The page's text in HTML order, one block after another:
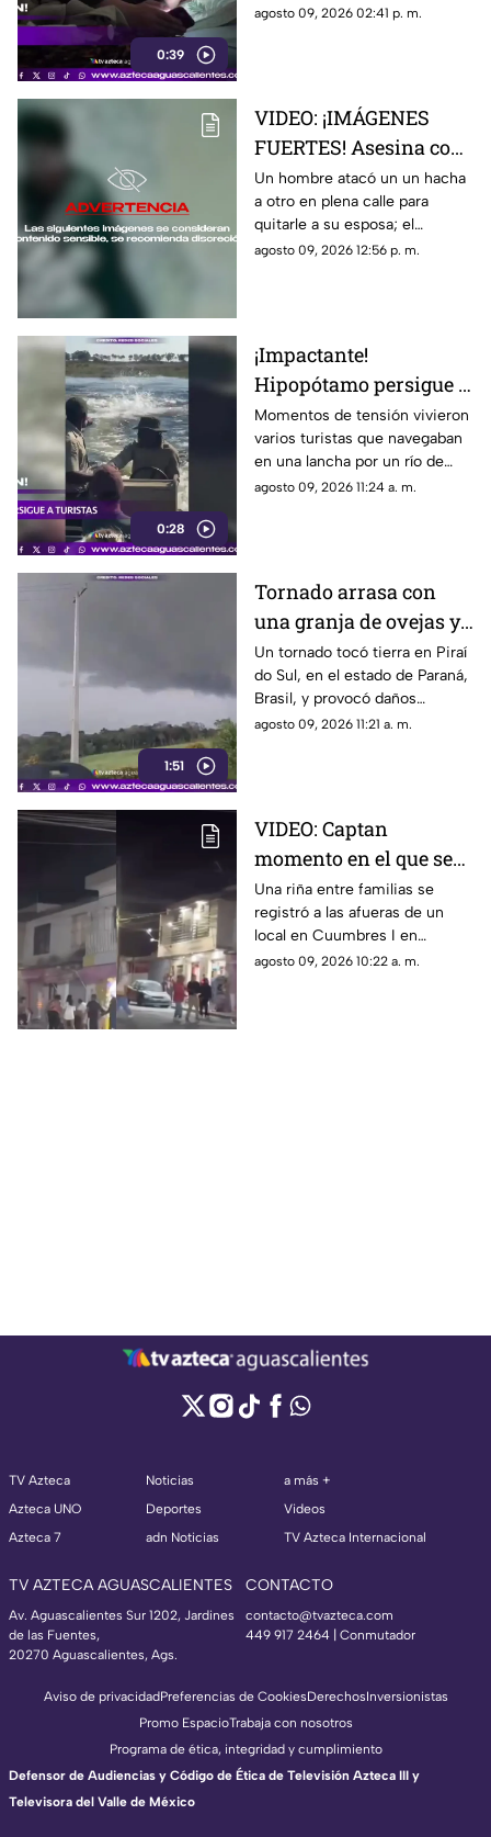
0:39
dispositivos electrónicos,
fatiga asociada al tiempo
frente a las pantallas
agosto 09, 2026 02:41 p. m.
VIDEO: ¡IMÁGENES
FUERTES! Asesina con
un hacha a un hombre
para quitarle a su
esposa
Un hombre atacó un un hacha
a otro en plena calle para
quitarle a su esposa; el
momento quedó captado por
agosto 09, 2026 12:56 p. m.
0:28
¡Impactante!
Hipopótamo persigue a
turistas a toda
velocidad en río de
Botsuana
Momentos de tensión vivieron
varios turistas que navegaban
en una lancha por un río de
Botsuana, cuando un enorme
agosto 09, 2026 11:24 a. m.
1:51
Tornado arrasa con
una granja de ovejas y
sorprende a habitantes
Un tornado tocó tierra en Piraí
do Sul, en el estado de Paraná,
Brasil, y provocó daños
importantes en una granja de
agosto 09, 2026 11:21 a. m.
VIDEO: Captan
momento en el que se
desata riña entre
familias en Cumbres I
Una riña entre familias se
registró a las afueras de un
local en Cuumbres I en
Aguascalientes; el momento
agosto 09, 2026 10:22 a. m.
TV Azteca
Azteca UNO
Azteca 7
Noticias
Deportes
adn Noticias
a más +
Videos
TV Azteca Internacional
TV AZTECA AGUASCALIENTES
Av. Aguascalientes Sur 1202, Jardines
de las Fuentes,
20270 Aguascalientes, Ags.
CONTACTO
contacto@tvazteca.com
449 917 2464 | Conmutador
Aviso de privacidadPreferencias de CookiesDerechosInversionistas
Promo EspacioTrabaja con nosotros
Programa de ética, integridad y cumplimiento
Defensor de Audiencias y Código de Ética de Televisión Azteca III y
Televisora del Valle de México